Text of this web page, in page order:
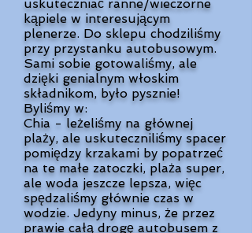
uskuteczniać ranne/wieczorne
kąpiele w interesującym
plenerze. Do sklepu chodziliśmy
przy przystanku autobusowym.
Sami sobie gotowaliśmy, ale
dzięki genialnym włoskim
składnikom, było pysznie!
Byliśmy w:
Chia - leżeliśmy na głównej
plaży, ale uskuteczniliśmy spacer
pomiędzy krzakami by popatrzeć
na te małe zatoczki, plaża super,
ale woda jeszcze lepsza, więc
spędzaliśmy głównie czas w
wodzie. Jedyny minus, że przez
prawie całą drogę autobusem z